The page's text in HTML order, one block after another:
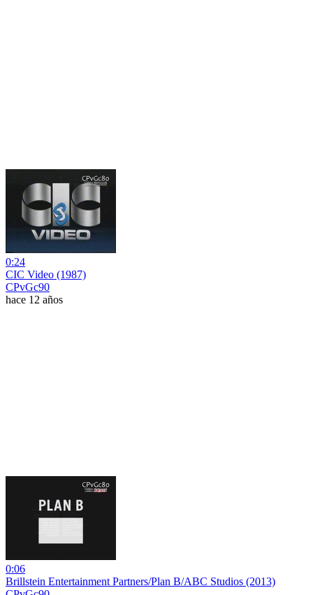
0:24
CIC Video (1987)
CPvGc90
hace 12 años
0:06
Brillstein Entertainment Partners/Plan B/ABC Studios (2013)